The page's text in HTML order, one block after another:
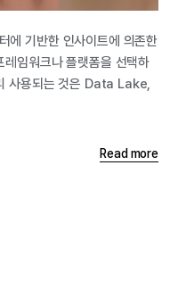
에 기반한 인사이트에 의존한
임워크나 플랫폼을 선택하
사용되는 것은 Data Lake,
Read more